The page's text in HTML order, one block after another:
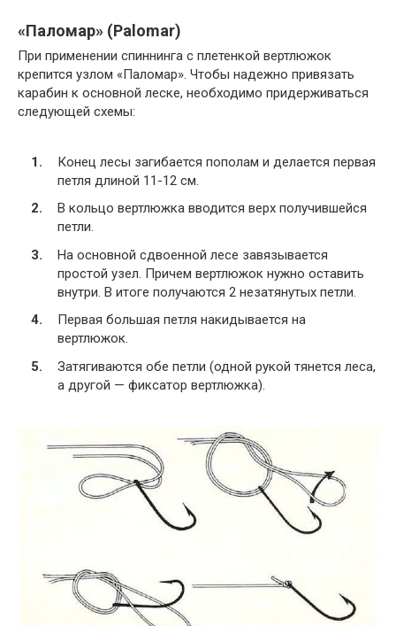
«Паломар» (Palomar)
При применении спиннинга с плетенкой вертлюжок
крепится узлом «Паломар». Чтобы надежно привязать
карабин к основной леске, необходимо придерживаться
следующей схемы:
Конец лесы загибается пополам и делается первая
петля длиной 11-12 см.
В кольцо вертлюжка вводится верх получившейся
петли.
На основной сдвоенной лесе завязывается
простой узел. Причем вертлюжок нужно оставить
внутри. В итоге получаются 2 незатянутых петли.
Первая большая петля накидывается на
вертлюжок.
Затягиваются обе петли (одной рукой тянется леса,
а другой — фиксатор вертлюжка).